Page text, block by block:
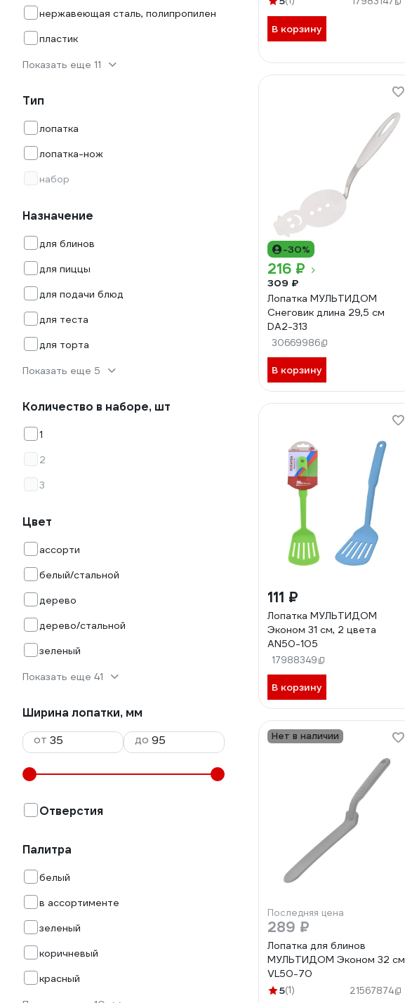
нержавеющая сталь, полипропилен
пластик
Показать еще 11
Тип
лопатка
лопатка-нож
набор
Назначение
для блинов
для пиццы
для подачи блюд
для теста
для торта
Показать еще 5
Количество в наборе, шт
1
2
3
Цвет
ассорти
белый/стальной
дерево
дерево/стальной
зеленый
Показать еще 41
Ширина лопатки, мм
от
до
Отверстия
Палитра
белый
в ассортименте
зеленый
коричневый
красный
В корзину
-30%
216 ₽
309 ₽
Лопатка МУЛЬТИДОМ
Снеговик длина 29,5 см
DA2-313
30669986
В корзину
111 ₽
Лопатка МУЛЬТИДОМ
Эконом 31 см, 2 цвета
AN50-105
17988349
В корзину
Нет в наличии
Последняя цена
289 ₽
Лопатка для блинов
МУЛЬТИДОМ Эконом 32 см
VL50-70
5(1) 21567874